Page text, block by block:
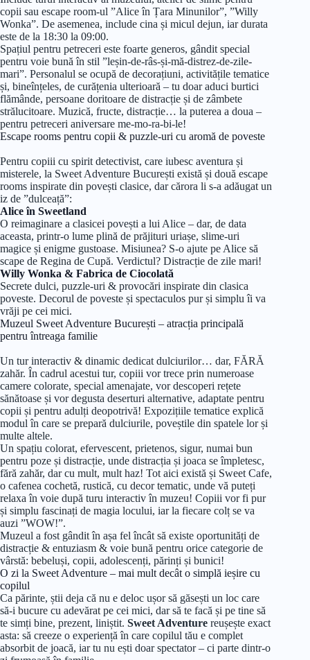
copii sau escape room-ul ”Alice în Țara Minunilor”, ”Willy
Wonka”. De asemenea, include cina și micul dejun, iar durata
este de la 18:30 la 09:00.
Spațiul pentru petreceri este foarte generos, gândit special
pentru voie bună în stil ”leșin-de-râs-și-mă-distrez-de-zile-
mari”. Personalul se ocupă de decorațiuni, activitățile tematice
și, bineînțeles, de curățenia ulterioară – tu doar aduci burtici
flămânde, persoane doritoare de distracție și de zâmbete
strălucitoare. Muzică, fructe, distracție… la puterea a doua –
pentru petreceri aniversare me-mo-ra-bi-le!
Escape rooms pentru copii & puzzle-uri cu aromă de poveste
Pentru copiii cu spirit detectivist, care iubesc aventura și
misterele, la Sweet Adventure București există și două escape
rooms inspirate din povești clasice, dar cărora li s-a adăugat un
iz de ”dulceață”:
Alice în Sweetland
O reimaginare a clasicei povești a lui Alice – dar, de data
aceasta, printr-o lume plină de prăjituri uriașe, slime-uri
magice și enigme gustoase. Misiunea? S-o ajute pe Alice să
scape de Regina de Cupă. Verdictul? Distracție de zile mari!
Willy Wonka & Fabrica de Ciocolată
Secrete dulci, puzzle-uri & provocări inspirate din clasica
poveste. Decorul de poveste și spectaculos pur și simplu îi va
vrăji pe cei mici.
Muzeul Sweet Adventure București – atracția principală
pentru întreaga familie
Un tur interactiv & dinamic dedicat dulciurilor… dar, FĂRĂ
zahăr. În cadrul acestui tur, copiii vor trece prin numeroase
camere colorate, special amenajate, vor descoperi rețete
sănătoase și vor degusta deserturi alternative, adaptate pentru
copii și pentru adulți deopotrivă! Expozițiile tematice explică
modul în care se prepară dulciurile, poveștile din spatele lor și
multe altele.
Un spațiu colorat, efervescent, prietenos, sigur, numai bun
pentru poze și distracție, unde distracția și joaca se împletesc,
fără zahăr, dar cu mult, mult haz! Tot aici există și Sweet Cafe,
o cafenea cochetă, rustică, cu decor tematic, unde vă puteți
relaxa în voie după turu interactiv în muzeu! Copiii vor fi pur
și simplu fascinați de magia locului, iar la fiecare colț se va
auzi ”WOW!”.
Muzeul a fost gândit în așa fel încât să existe oportunități de
distracție & entuziasm & voie bună pentru orice categorie de
vârstă: bebeluși, copii, adolescenți, părinți și bunici!
O zi la Sweet Adventure – mai mult decât o simplă ieșire cu
copilul
Ca părinte, știi deja că nu e deloc ușor să găsești un loc care
să-i bucure cu adevărat pe cei mici, dar să te facă și pe tine să
te simți bine, prezent, liniștit. Sweet Adventure reușește exact
asta: să creeze o experiență în care copilul tău e complet
absorbit de joacă, iar tu nu ești doar spectator – ci parte dintr-o